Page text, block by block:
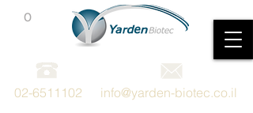
02-6511102 info@yarden-biotec.co.il
0